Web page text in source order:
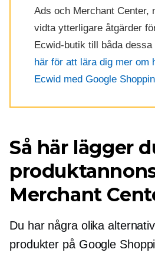
Ads och Merchant Center,
vidta ytterligare åtgärder
Ecwid-butik till båda dessa
här för att lära dig mer om
Ecwid med Google
Så här lägger
Merchant
Du har några olika
produkter på Google